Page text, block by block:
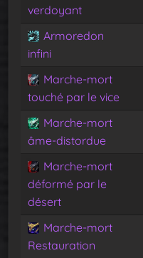
verdoyant
Armoredon
infini
Marche-mort
touché par le vice
Marche-mort
âme-distordue
Marche-mort
déformé par le
désert
Marche-mort
Restauration